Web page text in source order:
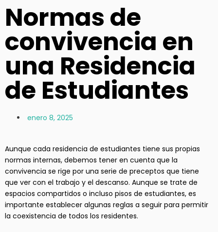
Normas de
convivencia en
una Residencia
de Estudiantes
enero 8, 2025
Aunque cada residencia de estudiantes tiene sus propias
normas internas, debemos tener en cuenta que la
convivencia se rige por una serie de preceptos que tiene
que ver con el trabajo y el descanso. Aunque se trate de
espacios compartidos o incluso pisos de estudiantes, es
importante establecer algunas reglas a seguir para permitir
la coexistencia de todos los residentes.